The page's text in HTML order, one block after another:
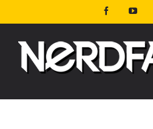
al
Facebook